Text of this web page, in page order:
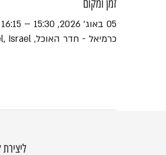
זמן ומקום
05 באוג׳ 2026, 15:30 – 16:15
כרמיאל - חדר האוכל, Ha-Yotsrim St 1, Karmiel, Israel